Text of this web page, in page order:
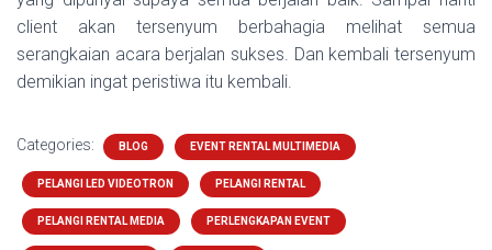
client akan tersenyum berbahagia melihat semua
serangkaian acara berjalan sukses. Dan kembali tersenyum
demikian ingat peristiwa itu kembali.
Categories: BLOG EVENT RENTAL MULTIMEDIA
PELANGI LED VIDEOTRON PELANGI RENTAL
PELANGI RENTAL MEDIA PERLENGKAPAN EVENT